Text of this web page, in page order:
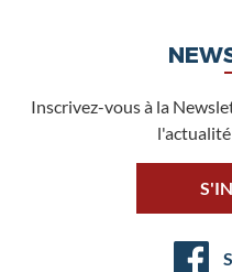
Inscrivez-vous à la